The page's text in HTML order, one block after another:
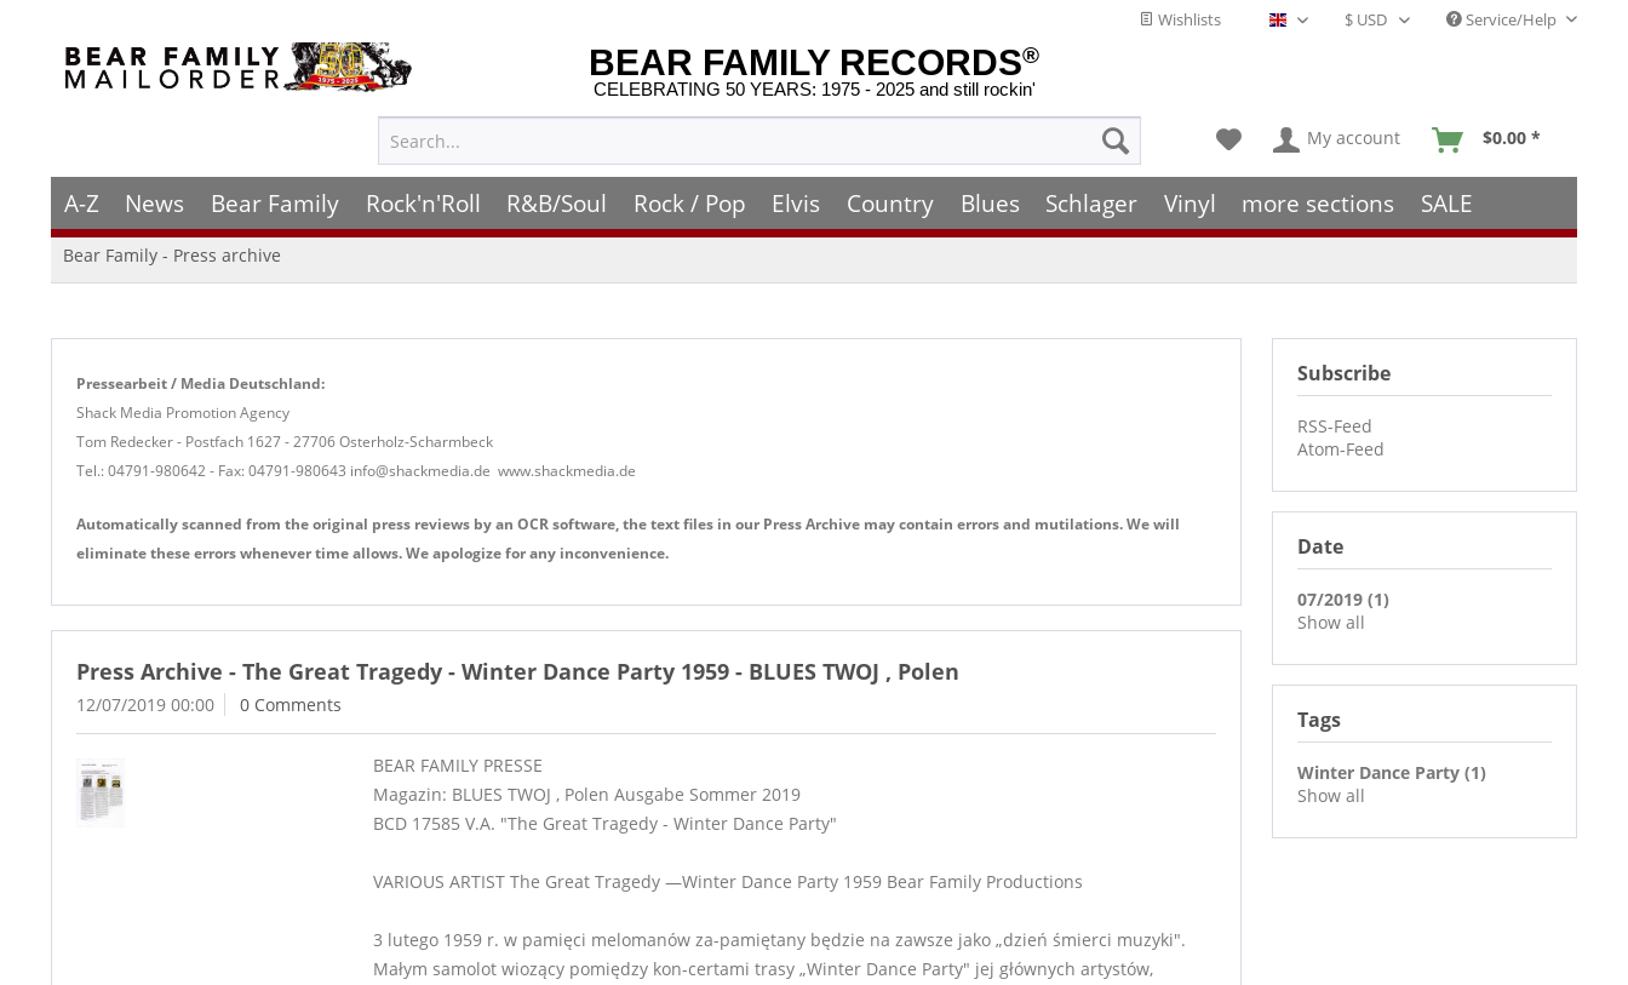
Wishlists English - EN Service/Help
BEAR FAMILY RECORDS®
CELEBRATING 50 YEARS: 1975 - 2025 and still rockin'
My account $0.00 *
A-Z News Bear Family Rock'n'Roll R&B/Soul Rock / Pop Elvis Country Blues Schlager Vinyl more sections SALE
Bear Family - Press archive
Subscribe
RSS-Feed
Atom-Feed
Date
07/2019 (1)
Show all
Tags
Winter Dance Party (1)
Show all
Pressearbeit / Media Deutschland:
Shack Media Promotion Agency
Tom Redecker - Postfach 1627 - 27706 Osterholz-Scharmbeck
Tel.: 04791-980642 - Fax: 04791-980643 info@shackmedia.de www.shackmedia.de
Automatically scanned from the original press reviews by an OCR software, the text files in our Press Archive may contain errors and mutilations. We will
eliminate these errors whenever time allows. We apologize for any inconvenience.
Press Archive - The Great Tragedy - Winter Dance Party 1959 - BLUES TWOJ , Polen
12/07/2019 00:00 0 Comments
BEAR FAMILY PRESSE
Magazin: BLUES TWOJ , Polen Ausgabe Sommer 2019
BCD 17585 V.A. "The Great Tragedy - Winter Dance Party"
VARIOUS ARTIST The Great Tragedy —Winter Dance Party 1959 Bear Family Productions
3 lutego 1959 r. w pamięci melomanów za-pamiętany będzie na zawsze jako „dzień śmierci muzyki".
Małym samolot wiozący pomiędzy kon-certami trasy „Winter Dance Party" jej głównych artystów,